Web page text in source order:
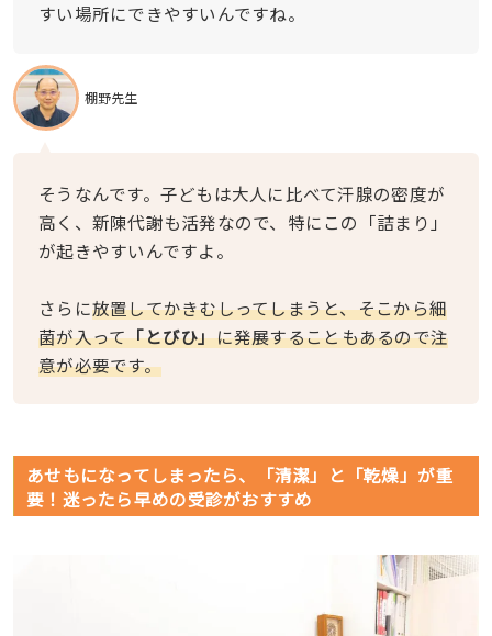
すい場所にできやすいんですね。
棚野先生
そうなんです。子どもは大人に比べて汗腺の密度が
高く、新陳代謝も活発なので、特にこの「詰まり」
が起きやすいんですよ。
さらに放置してかきむしってしまうと、そこから細
菌が入って「とびひ」に発展することもあるので注
意が必要です。
あせもになってしまったら、「清潔」と「乾燥」が重
要！迷ったら早めの受診がおすすめ